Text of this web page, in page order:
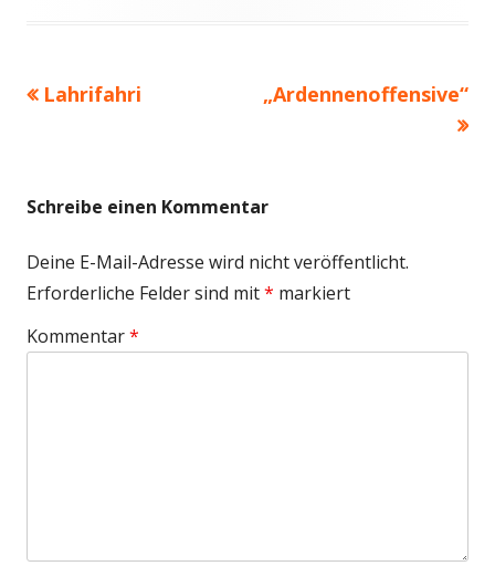
Beitragsnavigation
Vorheriger
Lahrifahri
Nächster
„Ardennenoffensive“
Schreibe einen Kommentar
Deine E-Mail-Adresse wird nicht veröffentlicht.
Erforderliche Felder sind mit* markiert
Kommentar*